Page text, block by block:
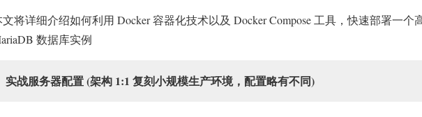
文将详细介绍如何利用 Docker 容器化技术以及 Docker Compose 工具，快速部署一个
数据库实例
实战服务器配置 (架构 1:1 复刻小规模生产环境，配置略有不同)